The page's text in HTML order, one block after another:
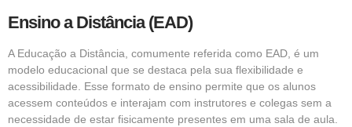
Ensino a Distância (EAD)
A Educação a Distância, comumente referida como EAD, é um
modelo educacional que se destaca pela sua flexibilidade e
acessibilidade. Esse formato de ensino permite que os alunos
acessem conteúdos e interajam com instrutores e colegas sem a
necessidade de estar fisicamente presentes em uma sala de aula.